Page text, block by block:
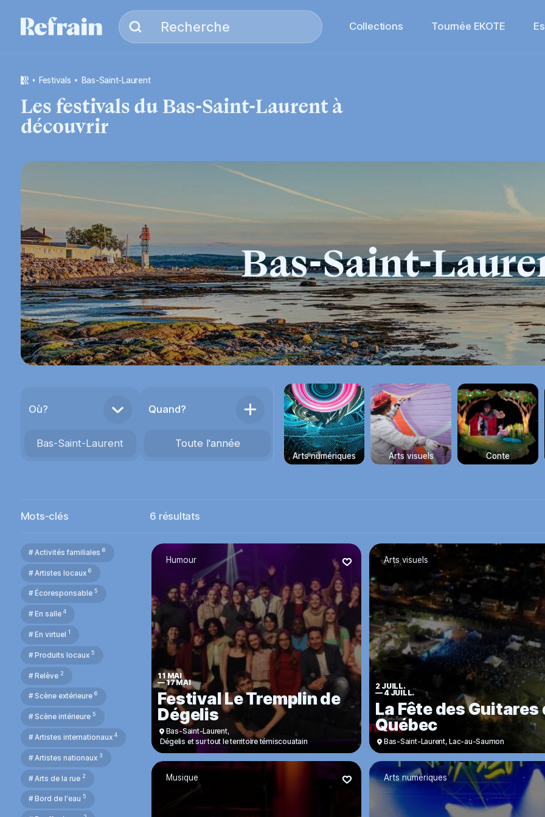
Recherche Collections Tournée EKOTE
festivals Bas-Saint-Laurent
Les festivalsdu Bas-Saint-Laurentà
découvrir
Bas-Saint-
Où?
Bas-Saint-Laurent
Quand?
Toute l'année
Arts numériques Arts visuels Conte
Mots-clés 6 résultats
# Activités familiales 6
# Artistes locaux 6
# Écoresponsable 5
# En salle 4
# En virtuel 1
# Produits locaux 5
# Relève 2
# Scène extérieure 6
# Scène intérieure 5
# Artistes internationaux 4
# Artistes nationaux 3
# Arts de la rue 2
# Bord de l'eau 5
Humour
11 MAI
—17 MAI
Festival Le Tremplin de
Dégelis
Bas-Saint-Laurent,
Dégelis et sur tout le territoire témiscouatain
Arts visuels
2 JUILL.
— 4 JUILL.
La Fête des Guitares
Québec
Bas-Saint-Laurent, Lac-au-Saumon
Musique Arts numériques